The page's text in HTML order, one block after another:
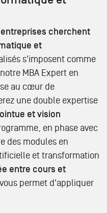
cherchent
et
s'imposent comme
MBA Expert en
au cœur de
une double expertise
et vision
en phase avec
des modules en
et transformation
entre cours et
permet d'appliquer